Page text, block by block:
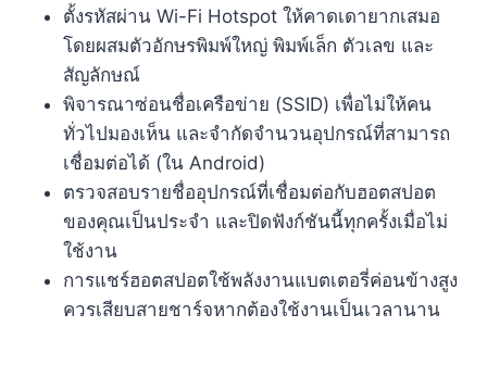
วิธีตั้งค่าแชร์ฮอตสปอต AIS ให้ปลอดภัย (Step-by-
Step)
สำหรับผู้ใช้งาน iPhone (iOS)
สำหรับผู้ใช้งาน Android
เทคนิคเพิ่มเติม: ป้องกันการแอบใช้เน็ตขั้นสูง
คำถามที่พบบ่อย (FAQ)
แชร์ฮอตสปอต AIS กินแบตเยอะไหม?
ตั้งรหัสผ่าน Wi-Fi Hotspot ให้คาดเดายากเสมอ
โดยผสมตัวอักษรพิมพ์ใหญ่ พิมพ์เล็ก ตัวเลข และ
สัญลักษณ์
พิจารณาซ่อนชื่อเครือข่าย (SSID) เพื่อไม่ให้คน
ทั่วไปมองเห็น และจำกัดจำนวนอุปกรณ์ที่สามารถ
เชื่อมต่อได้ (ใน Android)
ตรวจสอบรายชื่ออุปกรณ์ที่เชื่อมต่อกับฮอตสปอต
ของคุณเป็นประจำ และปิดฟังก์ชันนี้ทุกครั้งเมื่อไม่
ใช้งาน
การแชร์ฮอตสปอตใช้พลังงานแบตเตอรี่ค่อนข้างสูง
ควรเสียบสายชาร์จหากต้องใช้งานเป็นเวลานาน